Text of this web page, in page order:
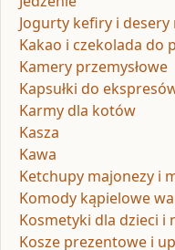
Jogurty kefiry i desery
Kakao i czekolada do
Kamery przemysłowe
Kapsułki do
Karmy dla kotów
Kasza
Kawa
Ketchupy majonezy i
Komody kąpielowe
Kosmetyki dla dzieci i
Kosze prezentowe i